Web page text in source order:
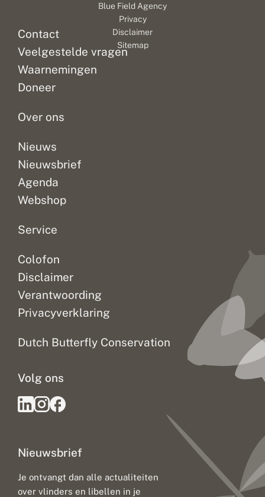
Contact
Veelgestelde vragen
Waarnemingen
Doneer
Over ons
Nieuws
Nieuwsbrief
Agenda
Webshop
Service
Colofon
Disclaimer
Verantwoording
Privacyverklaring
Dutch Butterfly Conservation
Nieuwsbrief
Je ontvangt dan alle actualiteiten
over vlinders en libellen in je
Volg ons
Blue Field Agency
Privacy
Disclaimer
Sitemap